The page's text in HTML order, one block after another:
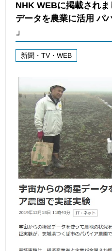
NHK WEBに掲載され
データを農業に活用 パ
」
新聞・TV・WEB